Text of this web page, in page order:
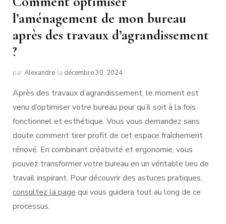
l’aménagement de mon bureau
après des travaux d’agrandissement
?
parAlexandre le décembre 30, 2024
Après des travaux d’agrandissement, le moment est
venu d’optimiser votre bureau pour qu’il soit à la fois
fonctionnel et esthétique. Vous vous demandez sans
doute comment tirer profit de cet espace fraîchement
rénové. En combinant créativité et ergonomie, vous
pouvez transformer votre bureau en un véritable lieu de
travail inspirant. Pour découvrir des astuces pratiques,
consultez la page qui vous guidera tout au long de ce
processus.